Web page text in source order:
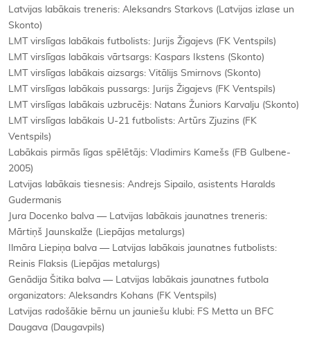
Latvijas labākais treneris: Aleksandrs Starkovs (Latvijas izlase un
Skonto)
LMT virslīgas labākais futbolists: Jurijs Žigajevs (FK Ventspils)
LMT virslīgas labākais vārtsargs: Kaspars Ikstens (Skonto)
LMT virslīgas labākais aizsargs: Vitālijs Smirnovs (Skonto)
LMT virslīgas labākais pussargs: Jurijs Žigajevs (FK Ventspils)
LMT virslīgas labākais uzbrucējs: Natans Žuniors Karvalju (Skonto)
LMT virslīgas labākais U-21 futbolists: Artūrs Zjuzins (FK
Ventspils)
Labākais pirmās līgas spēlētājs: Vladimirs Kamešs (FB Gulbene-
2005)
Latvijas labākais tiesnesis: Andrejs Sipailo, asistents Haralds
Gudermanis
Jura Docenko balva — Latvijas labākais jaunatnes treneris:
Mārtiņš Jaunskalže (Liepājas metalurgs)
Ilmāra Liepiņa balva — Latvijas labākais jaunatnes futbolists:
Reinis Flaksis (Liepājas metalurgs)
Genādija Šitika balva — Latvijas labākais jaunatnes futbola
organizators: Aleksandrs Kohans (FK Ventspils)
Latvijas radošākie bērnu un jauniešu klubi: FS Metta un BFC
Daugava (Daugavpils)